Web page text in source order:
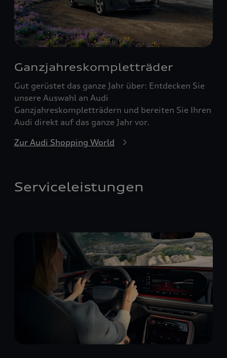
Ganzjahreskompletträder
Gut gerüstet das ganze Jahr über: Entdecken Sie
unsere Auswahl an Audi
Ganzjahreskompletträdern und bereiten Sie Ihren
Audi direkt auf das ganze Jahr vor.
Zur Audi Shopping World
Serviceleistungen